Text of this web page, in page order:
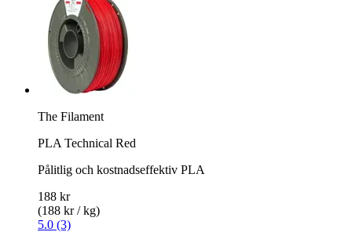
The Filament
PLA Technical Red
Pålitlig och kostnadseffektiv PLA
188 kr
(188 kr / kg)
5.0 (3)